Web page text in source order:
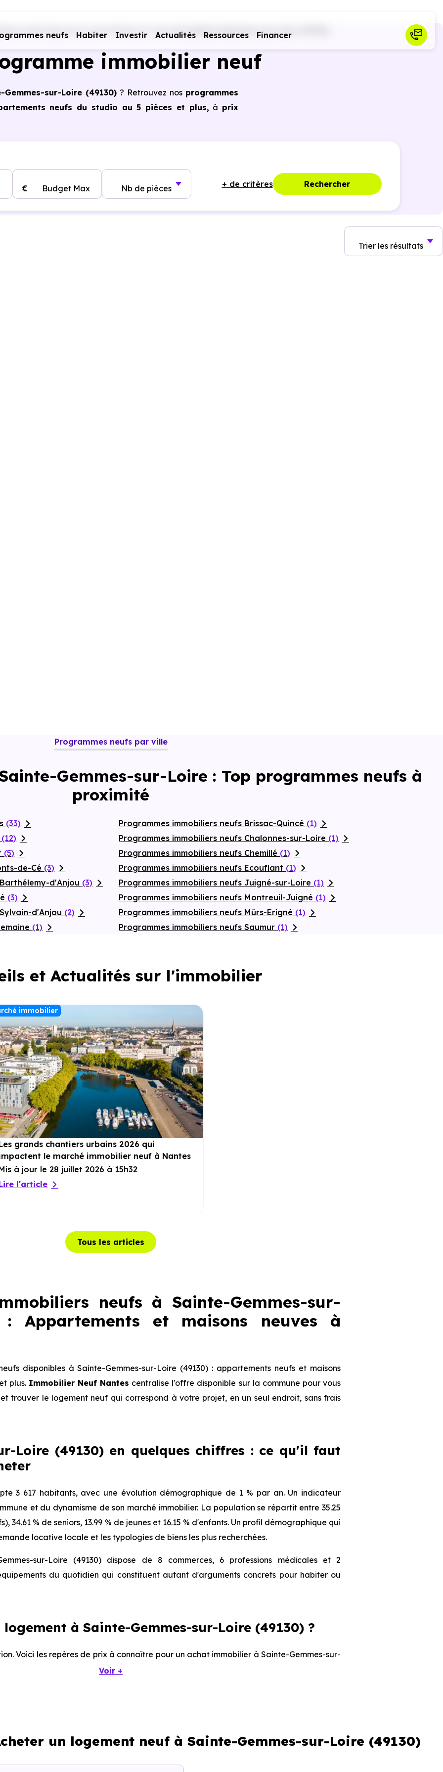
neufs Habiter Investir Actualités Ressources Financer
neufs Pays de la Loire Maine-et-Loire (49) Sainte-Gemmes-sur-Loire (49130)
immobilier neuf
sur-Loire (49130) ? Retrouvez nos programmes
neufs du studio au 5 pièces et plus, à prix
Budget Max
€ Nb de pièces + de critères Rechercher
Trier les résultats
Programmes neufs par ville
Gemmes-sur-Loire : Top programmes neufs à
proximité
(33)
(12)
(5)
de-Cé (3)
d'Anjou (3)
(3)
d'Anjou (2)
(1)
Programmes immobiliers neufs Brissac-Quincé (1)
Programmes immobiliers neufs Chalonnes-sur-Loire (1)
Programmes immobiliers neufs Chemillé (1)
Programmes immobiliers neufs Ecouflant (1)
Programmes immobiliers neufs Juigné-sur-Loire (1)
Programmes immobiliers neufs Montreuil-Juigné (1)
Programmes immobiliers neufs Mûrs-Erigné (1)
Programmes immobiliers neufs Saumur (1)
et Actualités sur l'immobilier
immobilier
grands chantiers urbains 2026 qui
le marché immobilier neuf à Nantes
à jour le 28 juillet 2026 à 15h32
l'article
Tous les articles
neufs à Sainte-Gemmes-sur-
: Appartements et maisons neuves à
disponibles à Sainte-Gemmes-sur-Loire (49130) : appartements neufs et maisons
plus. Immobilier Neuf Nantes centralise l'offre disponible sur la commune pour vous
trouver le logement neuf qui correspond à votre projet, en un seul endroit, sans frais
Loire (49130) en quelques chiffres : ce qu'il faut
3 617 habitants, avec une évolution démographique de 1 % par an. Un indicateur
et du dynamisme de son marché immobilier. La population se répartit entre 35.25
34.61 % de seniors, 13.99 % de jeunes et 16.15 % d'enfants. Un profil démographique qui
locative locale et les typologies de biens les plus recherchées.
sur-Loire (49130) dispose de 8 commerces, 6 professions médicales et 2
du quotidien qui constituent autant d'arguments concrets pour habiter ou
à Sainte-Gemmes-sur-Loire (49130) ?
Voici les repères de prix à connaître pour un achat immobilier à Sainte-Gemmes-sur-
1 572 € /m² 2 683 € /m² 3 947 € /m²
1 794 € /m² 3 293 € /m²
Voir +
un logement neuf à Sainte-Gemmes-sur-Loire (49130)